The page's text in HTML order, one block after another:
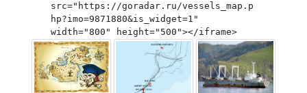
src="https://goradar.ru/vessels_map.p
hp?imo=9871880&is_widget=1"
width="800" height="500"></iframe>